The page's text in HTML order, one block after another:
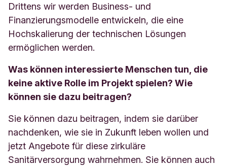
Drittens wir werden Business- und
Finanzierungsmodelle entwickeln, die eine
Hochskalierung der technischen Lösungen
ermöglichen werden.
Was können interessierte Menschen tun, die
keine aktive Rolle im Projekt spielen? Wie
können sie dazu beitragen?
Sie können dazu beitragen, indem sie darüber
nachdenken, wie sie in Zukunft leben wollen und
jetzt Angebote für diese zirkuläre
Sanitärversorgung wahrnehmen. Sie können auch